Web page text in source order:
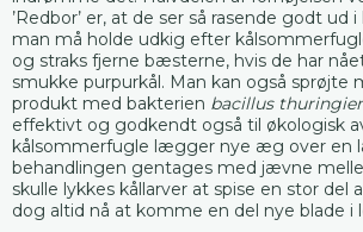
’Redbor’ er, at de ser så rasende godt ud
man må holde udkig efter
og straks fjerne bæsterne, hvis de har
smukke purpurkål. Man kan også sprøjte
produkt med bakterien bacillus
effektivt og godkendt også til økologisk
kålsommerfugle lægger nye æg over en
behandlingen gentages med jævne
skulle lykkes kållarver at spise en stor del
dog altid nå at komme en del nye blade i